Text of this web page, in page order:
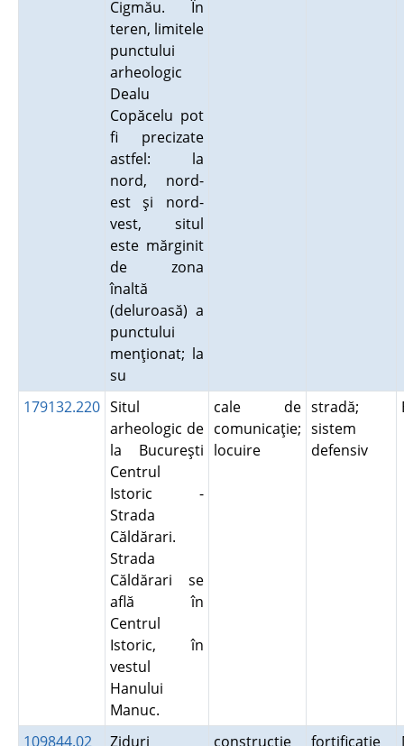
Cigmău. În
teren, limitele
punctului
arheologic
Dealu
Copăcelu pot
fi precizate
astfel: la
nord, nord-
est şi nord-
vest, situl
este mărginit
de zona
înaltă
(deluroasă) a
punctului
menţionat; la
su
179132.220 Situl
arheologic de
la Bucureşti
Centrul
Istoric -
Strada
Căldărari.
Strada
Căldărari se
află în
Centrul
Istoric, în
vestul
Hanului
Manuc.
cale de
comunicaţie;
locuire
stradă;
sistem
defensiv
109844.02 Ziduri construcţie fortificaţie